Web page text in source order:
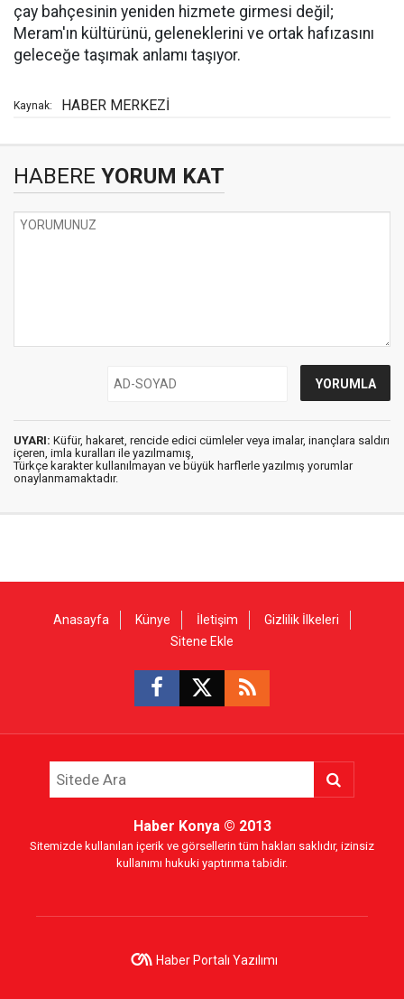
çay bahçesinin yeniden hizmete girmesi değil;
Meram'ın kültürünü, geleneklerini ve ortak hafızasını
geleceğe taşımak anlamı taşıyor.
Kaynak: HABER MERKEZİ
HABERE YORUM KAT
UYARI: Küfür, hakaret, rencide edici cümleler veya imalar, inançlara saldırı
içeren, imla kuralları ile yazılmamış,
Türkçe karakter kullanılmayan ve büyük harflerle yazılmış yorumlar
onaylanmamaktadır.
Anasayfa Künye İletişim
Gizlilik İlkeleri
Sitene Ekle
Haber Konya© 2013
Sitemizde kullanılan içerik ve görsellerin tüm hakları saklıdır, izinsiz
kullanımı hukuki yaptırıma tabidir.
Haber Portalı Yazılımı